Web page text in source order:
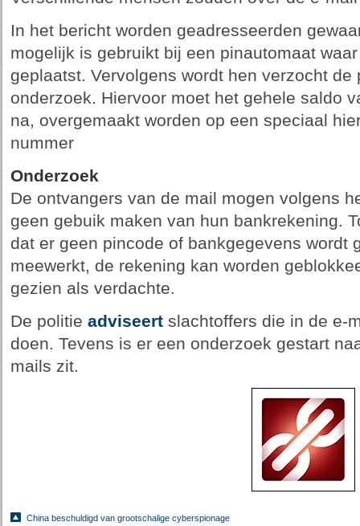
In het bericht worden geadresseerden
mogelijk is gebruikt bij een pinautomaat
geplaatst. Vervolgens wordt hen verzocht
onderzoek. Hiervoor moet het gehele saldo
na, overgemaakt worden op een speciaal
nummer
Onderzoek
De ontvangers van de mail mogen volgens
geen gebuik maken van hun bankrekening.
dat er geen pincode of bankgegevens wordt
meewerkt, de rekening kan worden
gezien als verdachte.
De politie adviseertslachtoffers die in de e-
doen. Tevens is er een onderzoek gestart
mails zit.
China beschuldigd van grootschalige cyberspionage